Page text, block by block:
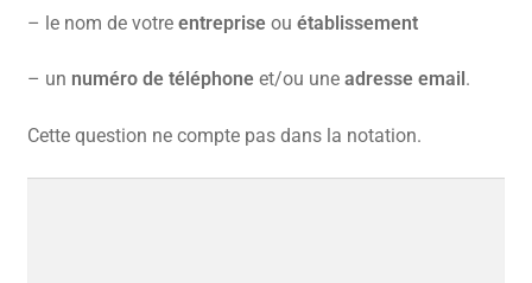
– le nom de votre entreprise ou établissement
– un numéro de téléphone et/ou une adresse email .
Cette question ne compte pas dans la notation.